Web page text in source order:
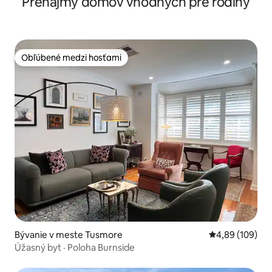
Obľúbené medzi hosťami
Obľúbené medzi hosťami
Bývanie v meste Tusmore Priemerné
4,89 (109)
Úžasný byt · Poloha Burnside